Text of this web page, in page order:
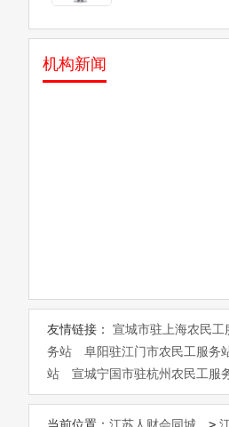
机构新闻
友情链接： 宣城市驻上海农民工
务站
阜阳驻江门市农民工服务
站
宣城宁国市驻杭州农民工服